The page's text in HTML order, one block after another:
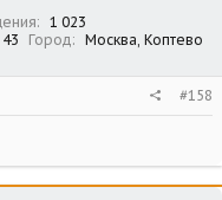
1 023
43 Город
Москва, Коптево
#158